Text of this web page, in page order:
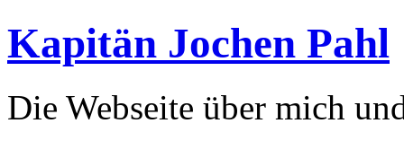
Kapitän Jochen Pahl
Die Webseite über mich